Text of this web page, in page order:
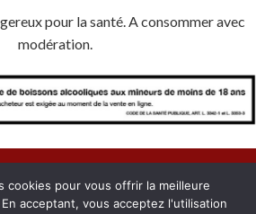
pour la santé. A consommer avec
modération.
cookies pour vous offrir la meilleure
acceptant, vous acceptez l'utilisation